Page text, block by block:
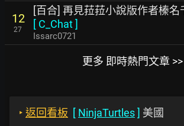
12
27
[百合] 再見菈菈小說版作者榛
[ C_Chat]
Issarc0721
更多 即時熱門文章 >>
‣ 返回看板 [ NinjaTurtles] 美國